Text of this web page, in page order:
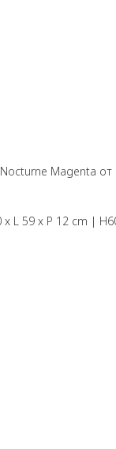
Magenta
L 59 x P 12 cm |